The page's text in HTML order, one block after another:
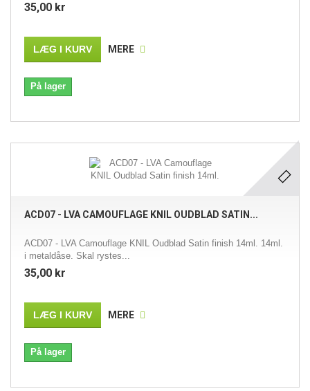
35,00 kr
LÆG I KURV MERE
På lager
ACD07 - LVA CAMOUFLAGE KNIL OUDBLAD SATIN...
ACD07 - LVA Camouflage KNIL Oudblad Satin finish 14ml. 14ml.
i metaldåse. Skal rystes...
35,00 kr
LÆG I KURV MERE
På lager